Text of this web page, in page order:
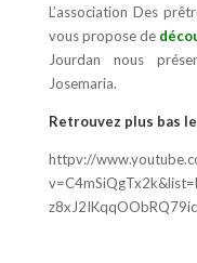
L’association Des
vous propose de
Jourdan nous
Josemaria.
Retrouvez plus bas
httpv://